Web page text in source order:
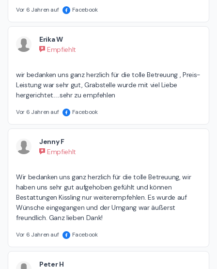
Vor 6 Jahren auf Facebook
Erika W
Empfiehlt
wir bedanken uns ganz herzlich für die tolle Betreuung , Preis-
Leistung war sehr gut, Grabstelle wurde mit viel Liebe
hergerichtet.....sehr zu empfehlen
Vor 6 Jahren auf Facebook
Jenny F
Empfiehlt
Wir bedanken uns ganz herzlich für die tolle Betreuung, wir
haben uns sehr gut aufgehoben gefühlt und können
Bestattungen Kissling nur weiterempfehlen. Es wurde auf
Wünsche eingegangen und der Umgang war äußerst
freundlich. Ganz lieben Dank!
Vor 6 Jahren auf Facebook
Peter H